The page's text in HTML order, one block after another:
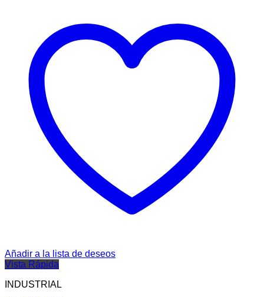
Añadir a la lista de deseos
Vista Rápida
INDUSTRIAL